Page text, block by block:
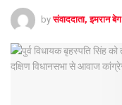
by संवाददाता, इमरान बेग